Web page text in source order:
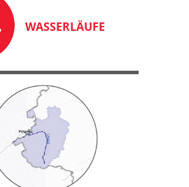
WASSERLÄUFE